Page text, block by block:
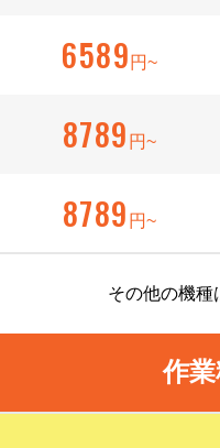
6589 円~
8789 円~
8789 円~
その他の機種
作